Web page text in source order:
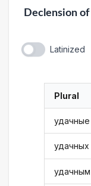
Declensionof
Latinized
Plural
удачные
удачных
удачным